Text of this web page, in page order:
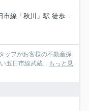
市線「秋川」駅 徒歩34分
ッフがお客様の不動産探
五日市線武蔵... もっと見